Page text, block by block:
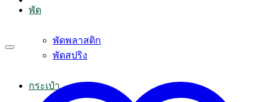
พัด
พัดพลาสติก
พัดสปริง
กระเป๋า